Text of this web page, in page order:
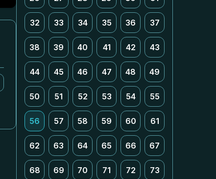
32 33 34 35 36 37
38 39 40 41 42 43
44 45 46 47 48 49
50 51 52 53 54 55
56 57 58 59 60 61
62 63 64 65 66 67
68 69 70 71 72 73